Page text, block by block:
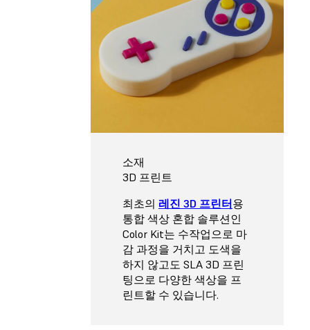
소재
3D 프린트
최초의 레진 3D 프린터용
통합 색상 혼합 솔루션인
Color Kit는 수작업으로 마
감 과정을 거치고 도색을
하지 않고도 SLA 3D 프린
팅으로 다양한 색상을 프
린트할 수 있습니다.